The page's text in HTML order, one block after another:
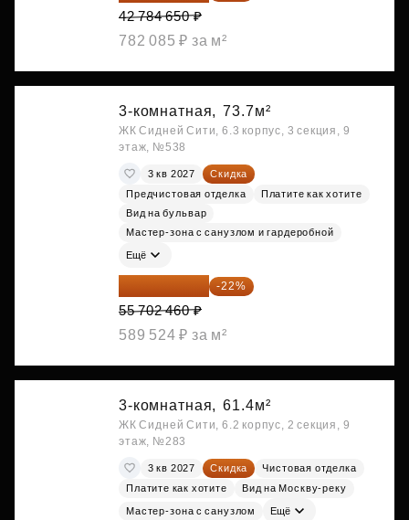
42 784 650 ₽
782 085 ₽ за м²
3-комнатная, 73.7м²
ЖК Сидней Сити, 6.3 корпус, 3 секция, 9
этаж, №538
3 кв 2027
Скидка
Предчистовая отделка
Платите как хотите
Вид на бульвар
Мастер-зона с санузлом и гардеробной
Ещё
43 447 919 ₽ -22%
55 702 460 ₽
589 524 ₽ за м²
3-комнатная, 61.4м²
ЖК Сидней Сити, 6.2 корпус, 2 секция, 9
этаж, №283
3 кв 2027 Скидка
Чистовая отделка
Платите как хотите
Вид на Москву-реку
Мастер-зона с санузлом Ещё